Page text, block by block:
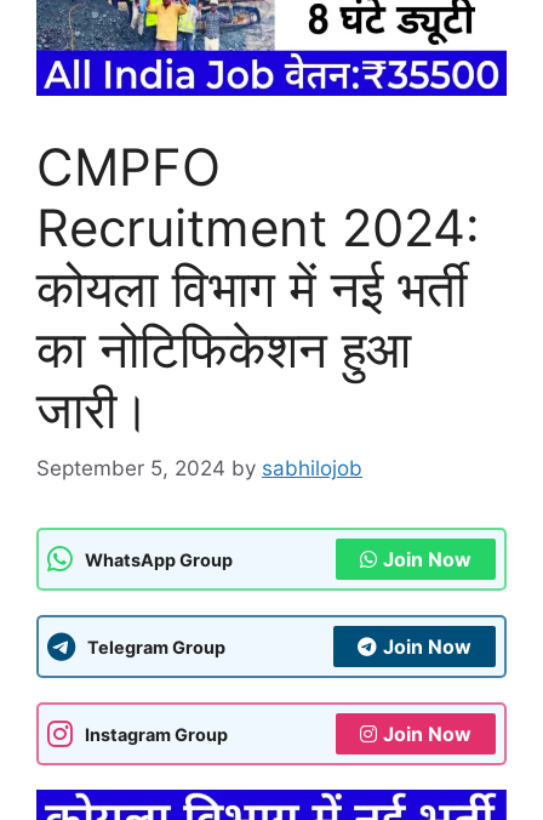
CMPFO
Recruitment 2024:
कोयला विभाग में नई भर्ती
का नोटिफिकेशन हुआ
जारी।
September 5, 2024 by sabhilojob
WhatsApp Group Join Now
Telegram Group Join Now
Instagram Group Join Now